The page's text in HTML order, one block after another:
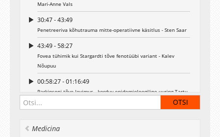
Mari-Anne Vals
30:47 - 43:49
Penetreeriva kõhutrauma mitte-operatiivne käsitlus - Sten Saar
43:49 - 58:27
Fovea tühimik kui Stargardti tõve fenotüübi variant - Kalev
Nõupuu
00:58:27 - 01:16:49
Parkinsoni tõve levimus - korduv epidemioloogiline uuring Tartu
maakonnas - Liis Kadastik-Eerme
01:16:49 - 01:32:15
Medicina